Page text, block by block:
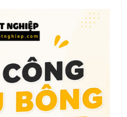
Yêu
Cầu
Tốt
Nghiệp
Trực
Xưởng?